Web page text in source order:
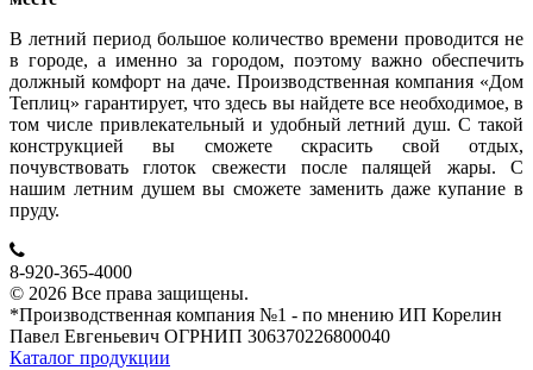
В летний период большое количество времени проводится не
в городе, а именно за городом, поэтому важно обеспечить
должный комфорт на даче. Производственная компания «Дом
Теплиц» гарантирует, что здесь вы найдете все необходимое, в
том числе привлекательный и удобный летний душ. С такой
конструкцией вы сможете скрасить свой отдых,
почувствовать глоток свежести после палящей жары. С
нашим летним душем вы сможете заменить даже купание в
пруду.
8-920-365-4000
© 2026 Все права защищены.
*Производственная компания №1 - по мнению ИП Корелин
Павел Евгеньевич ОГРНИП 306370226800040
Каталог продукции